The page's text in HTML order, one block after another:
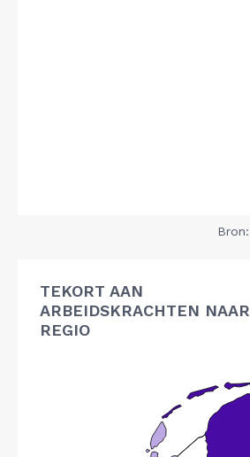
Bron:
TEKORT AAN
ARBEIDSKRACHTEN NAAR
REGIO